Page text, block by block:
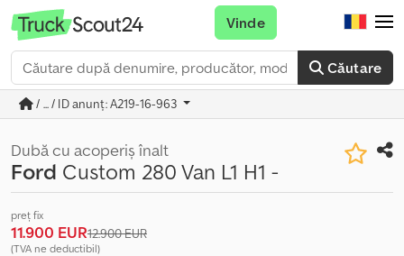
Căutare
Vinde
/ ... / ID anunț: A219-16-963
Dubă cu acoperiș înalt
Ford Custom 280 Van L1 H1 -
preț fix
11.900 EUR12.900 EUR
(TVA ne deductibil)